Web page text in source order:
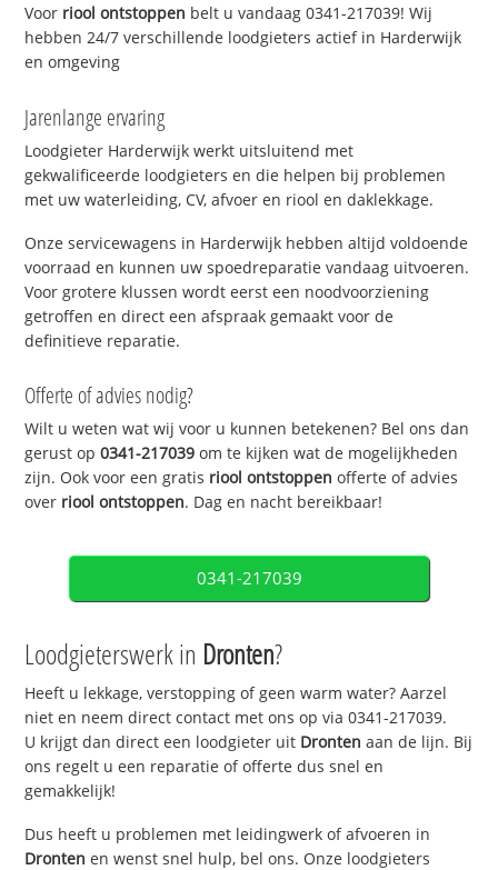
Voor riool ontstoppen belt u vandaag 0341-217039! Wij
hebben 24/7 verschillende loodgieters actief in Harderwijk
en omgeving
Jarenlange ervaring
Loodgieter Harderwijk werkt uitsluitend met
gekwalificeerde loodgieters en die helpen bij problemen
met uw waterleiding, CV, afvoer en riool en daklekkage.
Onze servicewagens in Harderwijk hebben altijd voldoende
voorraad en kunnen uw spoedreparatie vandaag uitvoeren.
Voor grotere klussen wordt eerst een noodvoorziening
getroffen en direct een afspraak gemaakt voor de
definitieve reparatie.
Offerte of advies nodig?
Wilt u weten wat wij voor u kunnen betekenen? Bel ons dan
gerust op0341-217039 om te kijken wat de mogelijkheden
zijn. Ook voor een gratis riool ontstoppen offerte of advies
over riool ontstoppen. Dag en nacht bereikbaar!
0341-217039
Loodgieterswerk in Dronten?
Heeft u lekkage, verstopping of geen warm water? Aarzel
niet en neem direct contact met ons op via 0341-217039.
U krijgt dan direct een loodgieter uit Dronten aan de lijn. Bij
ons regelt u een reparatie of offerte dus snel en
gemakkelijk!
Dus heeft u problemen met leidingwerk of afvoeren in
Dronten en wenst snel hulp, bel ons. Onze loodgieters